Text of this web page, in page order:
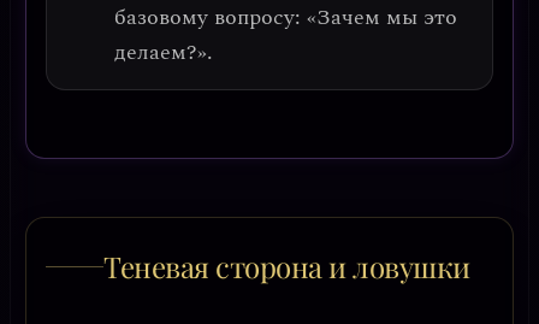
базовому вопросу: «Зачем мы это
делаем?».
Теневая сторона и ловушки